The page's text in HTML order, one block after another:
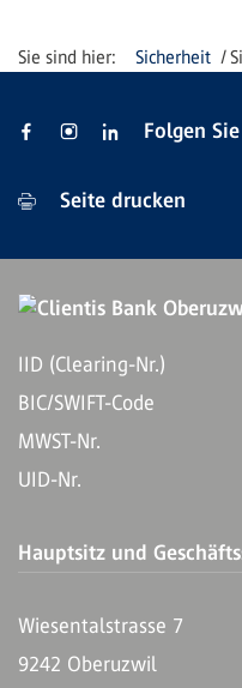
Sicherheit
Folgen
Seite drucken
IID (Clearing-Nr.)
BIC/SWIFT-Code
MWST-Nr.
UID-Nr.
Hauptsitz und
Wiesentalstrasse 7
9242 Oberuzwil